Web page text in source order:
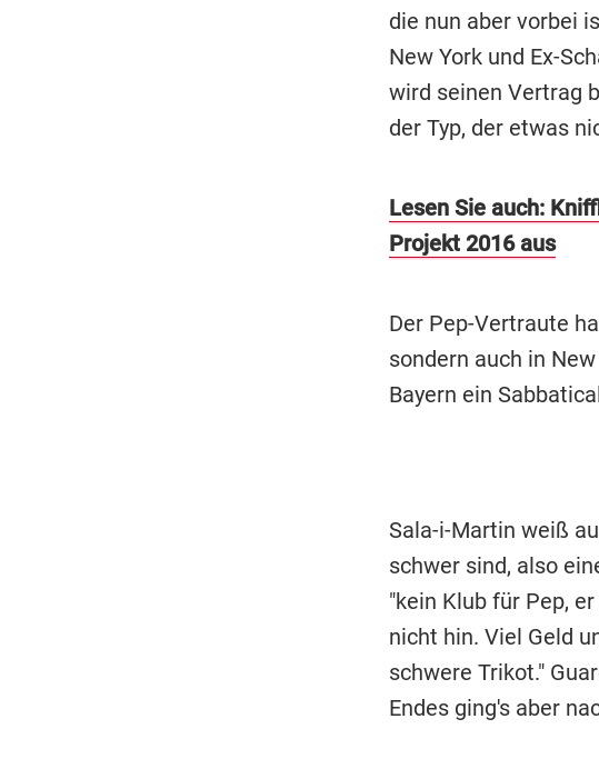
die nun aber vorbei
New York und Ex-
wird seinen Vertrag
der Typ, der etwas
Lesen Sie auch:
Projekt 2016 aus
Der Pep-Vertraute
sondern auch in
Bayern ein
Sala-i-Martin weiß
schwer sind, also
"kein Klub für Pep,
nicht hin. Viel Geld
schwere Trikot."
Endes ging's aber